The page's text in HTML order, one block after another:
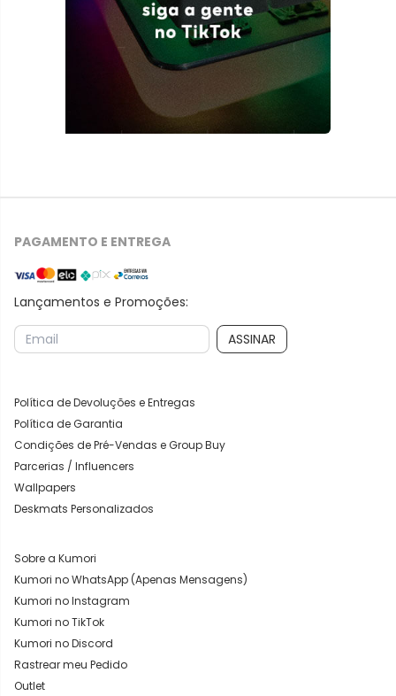
PAGAMENTO E ENTREGA
Lançamentos e Promoções:
ASSINAR
Política de Devoluções e Entregas
Política de Garantia
Condições de Pré-Vendas e Group Buy
Parcerias / Influencers
Wallpapers
Deskmats Personalizados
Sobre a Kumori
Kumori no WhatsApp (Apenas Mensagens)
Kumori no Instagram
Kumori no TikTok
Kumori no Discord
Rastrear meu Pedido
Outlet